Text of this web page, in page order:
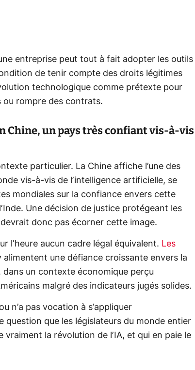
entreprise peut tout à fait adopter les outils
de tenir compte des droits légitimes
technologique comme prétexte pour
ou rompre des contrats.
Chine, un pays très confiant vis-à-vis
particulier. La Chine affiche l’une des
vis-à-vis de l’intelligence artificielle, se
mondiales sur la confiance envers cette
Une décision de justice protégeant les
donc pas écorner cette image.
l’heure aucun cadre légal équivalent. Les
alimentent une défiance croissante envers la
un contexte économique perçu
malgré des indicateurs jugés solides.
n’a pas vocation à s’appliquer
question que les législateurs du monde entier
la révolution de l’IA, et qui en paie le